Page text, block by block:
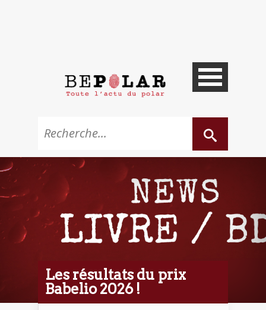
Les résultats du prix
Babelio 2026 !­